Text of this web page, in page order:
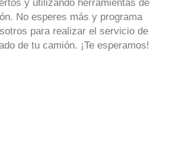
y utilizando herramientas de
No esperes más y programa
para realizar el servicio de
de tu camión. ¡Te esperamos!